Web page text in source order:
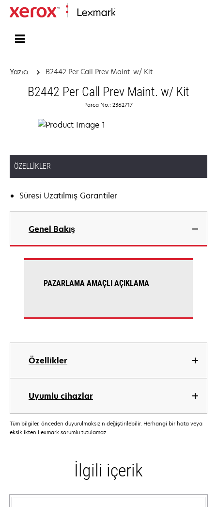
Yazıcı B2442 Per Call Prev Maint. w/ Kit
B2442 Per Call Prev Maint. w/ Kit
Parça No.: 2362717
ÖZELLIKLER
Süresi Uzatılmış Garantiler
Genel Bakış
Özellikler
Uyumlu cihazlar
PAZARLAMA AMAÇLI AÇIKLAMA
Tüm bilgiler, önceden duyurulmaksızın değiştirilebilir. Herhangi bir hata veya
eksiklikten Lexmark sorumlu tutulamaz.
İlgili içerik